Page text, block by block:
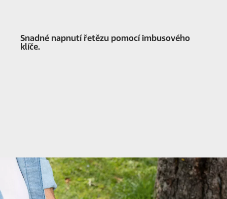
Snadné napnutí řetězu pomocí imbusového
klíče.